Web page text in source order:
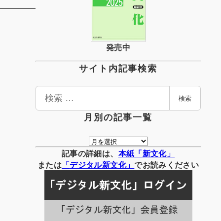
発売中
サイト内記事検索
検
検索
月別の記事一覧
月
別
の
事
一
覧
記事の詳細は、 本紙「新文化」
または 「デジタル新文化」でお読みください